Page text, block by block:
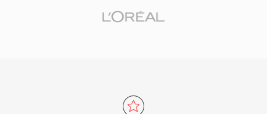
유지합니다: 지상파 신호에 필수적인 전송 오류 하